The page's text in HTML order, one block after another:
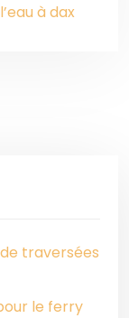
à dax
traversées
le ferry